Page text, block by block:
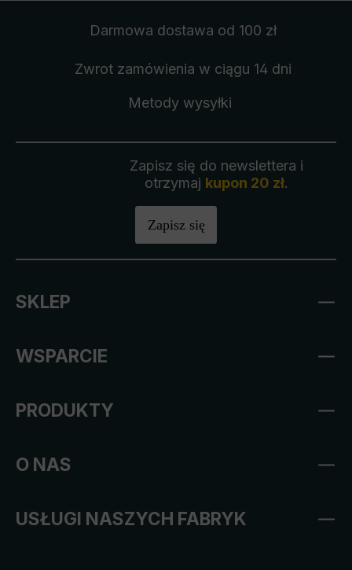
Darmowa dostawa od 100 zł
Zwrot zamówienia w ciągu 14 dni
Metody wysyłki
Zapisz się do newslettera i
otrzymaj kupon 20 zł.
Zapisz się
SKLEP
WSPARCIE
PRODUKTY
O NAS
USŁUGI NASZYCH FABRYK